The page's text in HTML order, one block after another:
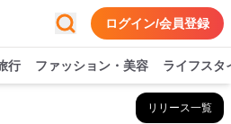
ログイン/会員登録
行 ファッション・美容 ライフスタ
リリース一覧